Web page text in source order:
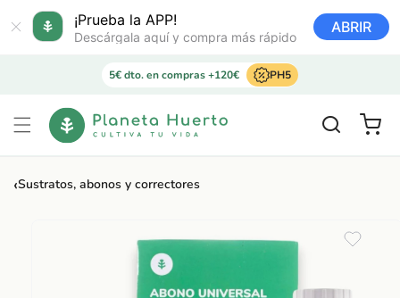
¡Prueba la APP!
Descárgala aquí y compra más rápido
ABRIR
directamente
al contenido
5€ dto. en compras +120€ PH5
Carrito
‹Sustratos, abonos y correctores